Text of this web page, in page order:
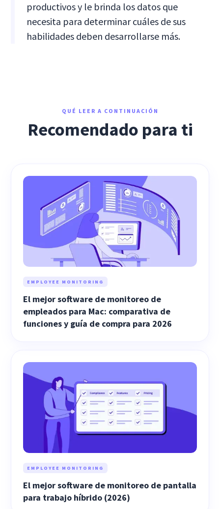
productivos y le brinda los datos que
necesita para determinar cuáles de sus
habilidades deben desarrollarse más.
QUÉ LEER A CONTINUACIÓN
Recomendado para ti
EMPLOYEE MONITORING
El mejor software de monitoreo de
empleados para Mac: comparativa de
funciones y guía de compra para 2026
EMPLOYEE MONITORING
El mejor software de monitoreo de pantalla
para trabajo híbrido (2026)